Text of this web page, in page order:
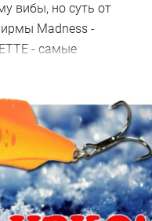
вибы, но суть от
Madness -
- самые
зимние приманки на
их подделывают
приманок по ловле
покажу какие
в 2021 года.
№меднесс
#BAGUETTE